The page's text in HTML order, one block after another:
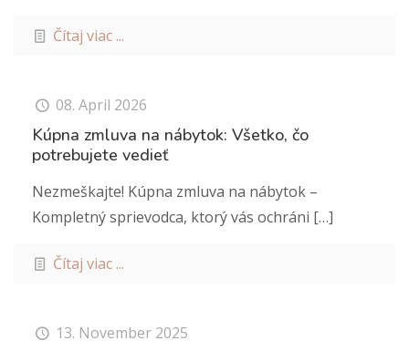
Čítaj viac ...
08. April 2026
Kúpna zmluva na nábytok: Všetko, čo
potrebujete vedieť
Nezmeškajte! Kúpna zmluva na nábytok –
Kompletný sprievodca, ktorý vás ochráni […]
Čítaj viac ...
13. November 2025